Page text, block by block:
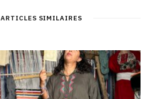
ARTICLES SIMILAIRES